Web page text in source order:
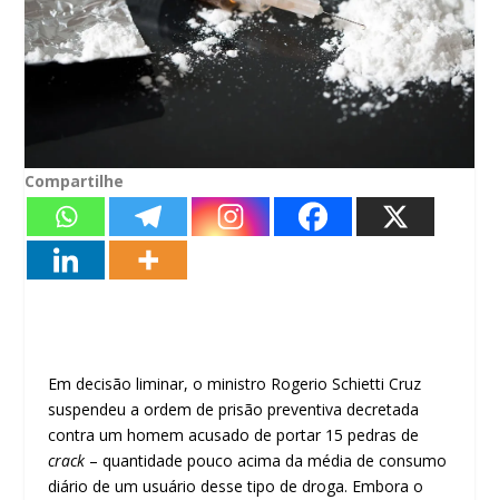
Compartilhe
​Em decisão liminar, o ministro Rogerio Schietti Cruz
suspendeu a ordem de prisão preventiva decretada
contra um homem acusado de portar 15 pedras de
crack– quantidade pouco acima da média de consumo
diário de um usuário desse tipo de droga. Embora o